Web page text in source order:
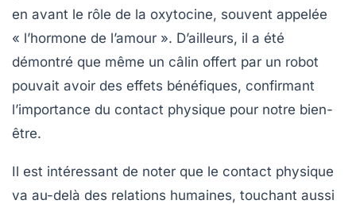
en avant le rôle de la oxytocine, souvent appelée
« l’hormone de l’amour ». D’ailleurs, il a été
démontré que même un câlin offert par un robot
pouvait avoir des effets bénéfiques, confirmant
l’importance du contact physique pour notre bien-
être.
Il est intéressant de noter que le contact physique
va au-delà des relations humaines, touchant aussi